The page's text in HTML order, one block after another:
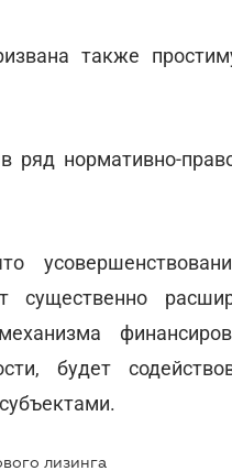
также
ряд нормативно-
существенно
будет
лизинга